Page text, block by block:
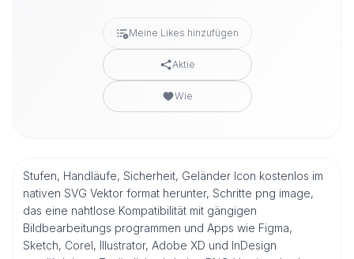
Meine Likes hinzufügen
Aktie
Wie
Stufen, Handläufe, Sicherheit, Geländer Icon kostenlos im
nativen SVG Vektor format herunter, Schritte png image,
das eine nahtlose Kompatibilität mit gängigen
Bildbearbeitungs programmen und Apps wie Figma,
Sketch, Corel, Illustrator, Adobe XD und InDesign